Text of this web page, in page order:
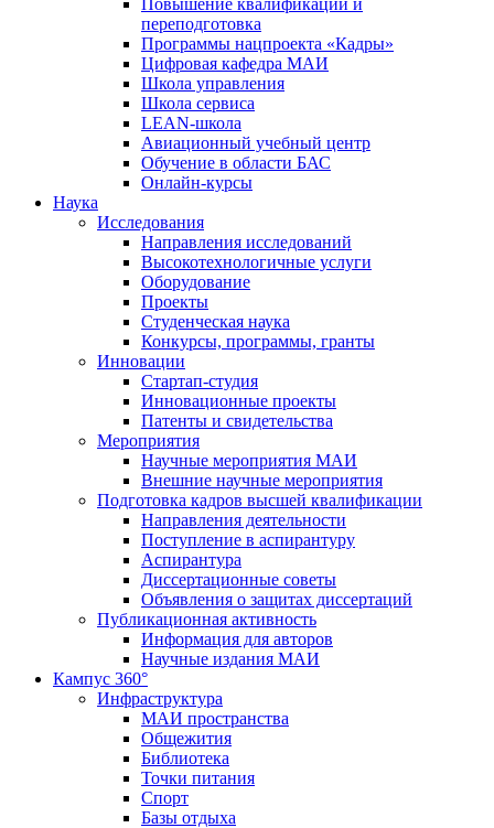
переподготовка
Программы нацпроекта «Кадры»
Цифровая кафедра МАИ
Школа управления
Школа сервиса
LEAN-школа
Авиационный учебный центр
Обучение в области БАС
Онлайн-курсы
Наука
Исследования
Направления исследований
Высокотехнологичные услуги
Оборудование
Проекты
Студенческая наука
Конкурсы, программы, гранты
Инновации
Стартап-студия
Инновационные проекты
Патенты и свидетельства
Мероприятия
Научные мероприятия МАИ
Внешние научные мероприятия
Подготовка кадров высшей квалификации
Направления деятельности
Поступление в аспирантуру
Аспирантура
Диссертационные советы
Объявления о защитах диссертаций
Публикационная активность
Информация для авторов
Научные издания МАИ
Кампус 360°
Инфраструктура
МАИ пространства
Общежития
Библиотека
Точки питания
Спорт
Базы отдыха